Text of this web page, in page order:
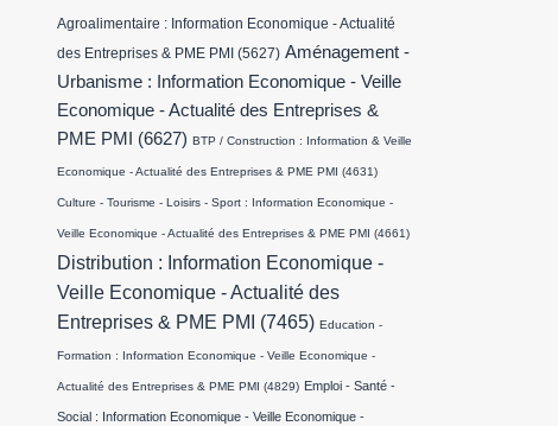
Agroalimentaire : Information Economique - Actualité
des Entreprises & PME PMI (5627) Aménagement -
Urbanisme : Information Economique - Veille
Economique - Actualité des Entreprises &
PME PMI
(6627) BTP / Construction : Information & Veille
Economique - Actualité des Entreprises & PME PMI (4631)
Culture - Tourisme - Loisirs - Sport : Information Economique -
Veille Economique - Actualité des Entreprises & PME PMI (4661)
Distribution : Information Economique -
Veille Economique - Actualité des
Entreprises & PME PMI (7465) Education -
Formation : Information Economique - Veille Economique -
Actualité des Entreprises & PME PMI (4829) Emploi - Santé -
Social : Information Economique - Veille Economique -